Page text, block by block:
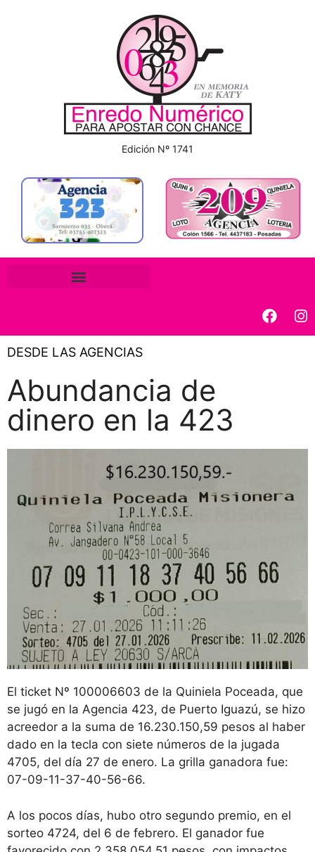
Edición Nº 1741
DESDE LAS AGENCIAS
Abundancia de
dinero en la 423
El ticket Nº 100006603 de la Quiniela Poceada, que
se jugó en la Agencia 423, de Puerto Iguazú, se hizo
acreedor a la suma de 16.230.150,59 pesos al haber
dado en la tecla con siete números de la jugada
4705, del día 27 de enero. La grilla ganadora fue:
07-09-11-37-40-56-66.
A los pocos días, hubo otro segundo premio, en el
sorteo 4724, del 6 de febrero. El ganador fue